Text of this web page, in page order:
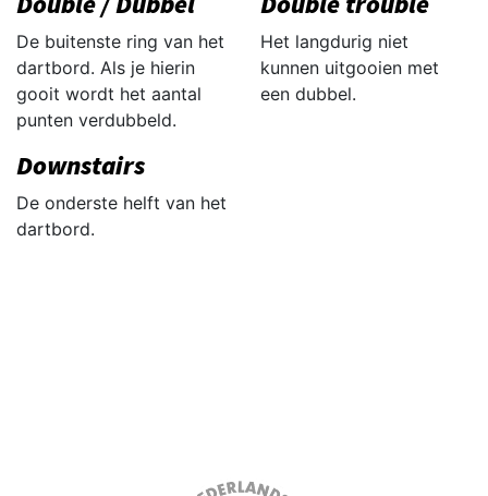
De buitenste ring van het
dartbord. Als je hierin
gooit wordt het aantal
punten verdubbeld.
Het langdurig niet
kunnen uitgooien met
een dubbel.
Downstairs
De onderste helft van het
dartbord.